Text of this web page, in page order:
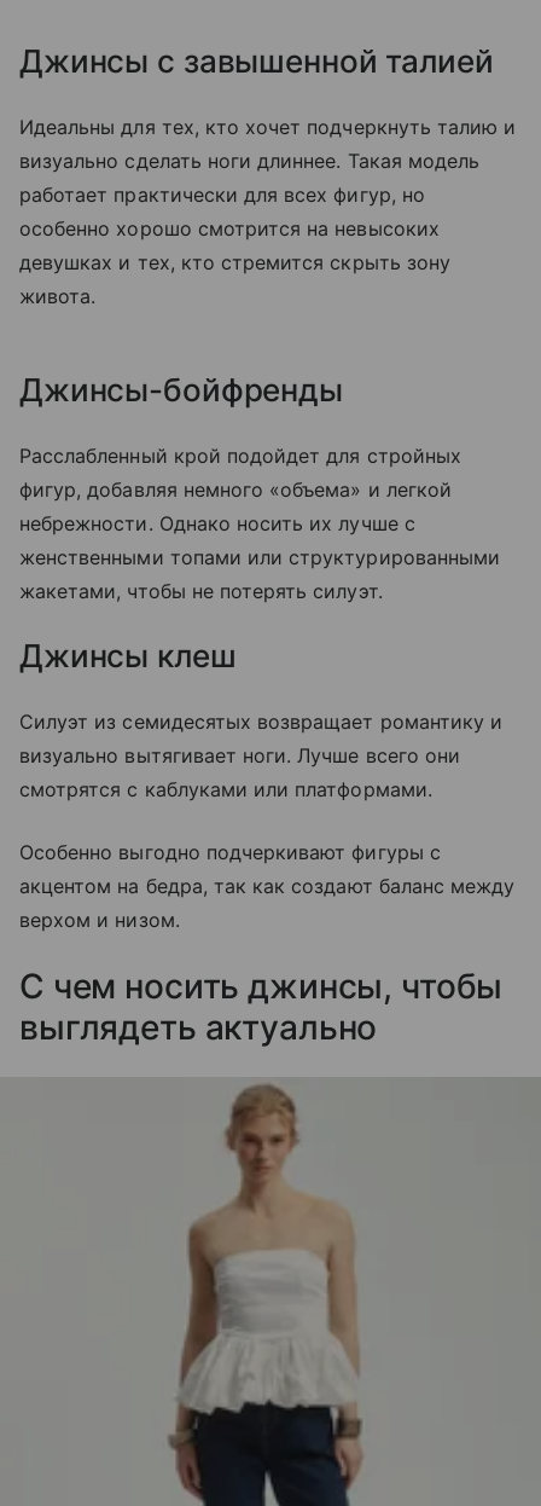
Джинсы с завышенной талией
Идеальны для тех, кто хочет подчеркнуть талию и
визуально сделать ноги длиннее. Такая модель
работает практически для всех фигур, но
особенно хорошо смотрится на невысоких
девушках и тех, кто стремится скрыть зону
живота.
Джинсы-бойфренды
Расслабленный крой подойдет для стройных
фигур, добавляя немного «объема» и легкой
небрежности. Однако носить их лучше с
женственными топами или структурированными
жакетами, чтобы не потерять силуэт.
Джинсы клеш
Силуэт из семидесятых возвращает романтику и
визуально вытягивает ноги. Лучше всего они
смотрятся с каблуками или платформами.
Особенно выгодно подчеркивают фигуры с
акцентом на бедра, так как создают баланс между
верхом и низом.
С чем носить джинсы, чтобы
выглядеть актуально